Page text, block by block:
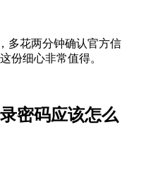
花两分钟确认官方信
份细心非常值得。
密码应该怎么